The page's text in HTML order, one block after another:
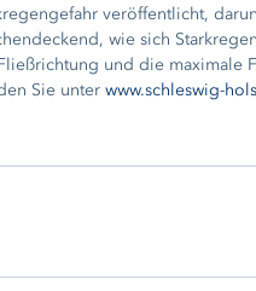
veröffentlicht, darunter auch für
wie sich
und die maximale
Sie unter www.schleswig-